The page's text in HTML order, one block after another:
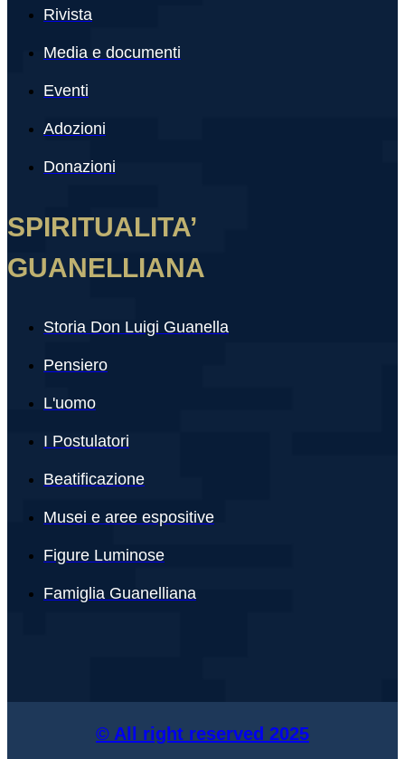
Rivista
Media e documenti
Eventi
Adozioni
Donazioni
SPIRITUALITA’
GUANELLIANA
Storia Don Luigi Guanella
Pensiero
L'uomo
I Postulatori
Beatificazione
Musei e aree espositive
Figure Luminose
Famiglia Guanelliana
© All right reserved 2025